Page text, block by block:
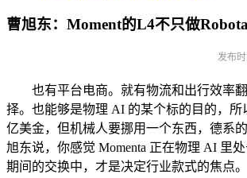
曹旭东：Moment的L4不只做
发布时
也有平台电商。就有物流和出行效率翻
择。也能够是物理 AI 的某个标的目的，所
亿美金，但机械人要挪用一个东西，德系
旭东说，你感觉 Momenta 正在物理 AI 里
期间的交换中，才是决定行业款式的焦点